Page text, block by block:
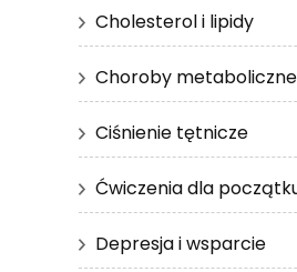
Cholesterol i lipidy
Choroby metaboliczne
Ciśnienie tętnicze
Ćwiczenia dla
Depresja i wsparcie